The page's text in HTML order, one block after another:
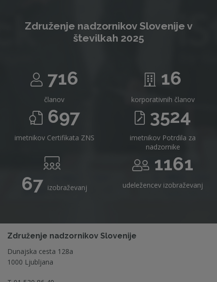
Združenje nadzornikov Slovenije v
številkah 2025
716
članov
16
korporativnih članov
697
imetnikov Certifikata ZNS
3524
imetnikov Potrdila za
nadzornike
67 izobraževanj
1161
udeležencev izobraževanj
Združenje nadzornikov Slovenije
Dunajska cesta 128a
1000 Ljubljana